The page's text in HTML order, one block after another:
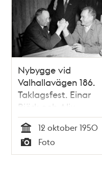
Nybygge vid
Valhallavägen 186.
Taklagsfest. Einar
Björk och Alix
Nicklasson bryter
arm, Lars Erik Laurin
agerar domare
Tid
12 oktober 1950
Typ
Foto